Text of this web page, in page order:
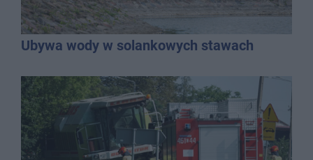
Ubywa wody w solankowych stawach